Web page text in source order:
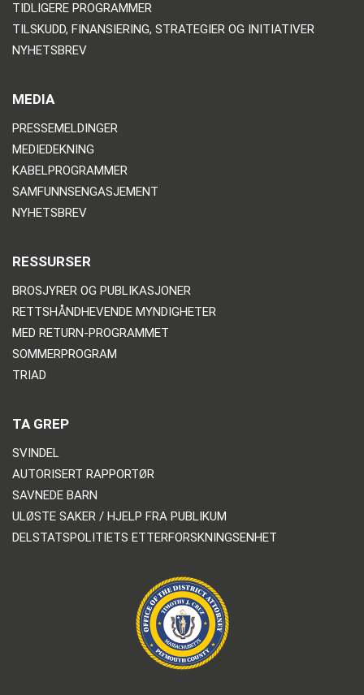
TIDLIGERE PROGRAMMER
TILSKUDD, FINANSIERING, STRATEGIER OG INITIATIVER
NYHETSBREV
MEDIA
PRESSEMELDINGER
MEDIEDEKNING
KABELPROGRAMMER
SAMFUNNSENGASJEMENT
NYHETSBREV
RESSURSER
BROSJYRER OG PUBLIKASJONER
RETTSHÅNDHEVENDE MYNDIGHETER
MED RETURN-PROGRAMMET
SOMMERPROGRAM
TRIAD
TA GREP
SVINDEL
AUTORISERT RAPPORTØR
SAVNEDE BARN
ULØSTE SAKER / HJELP FRA PUBLIKUM
DELSTATSPOLITIETS ETTERFORSKNINGSENHET